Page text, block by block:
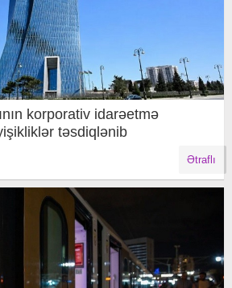
korporativ idarəetmə
təsdiqlənib
Ətraflı